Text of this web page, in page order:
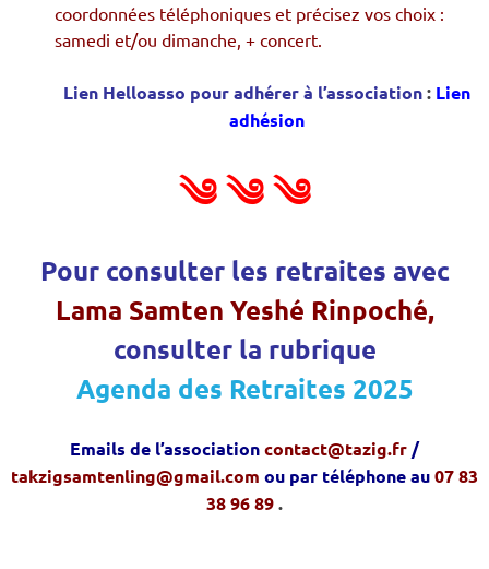
coordonnées téléphoniques et précisez vos choix :
samedi et/ou dimanche, + concert.
Lien Helloasso pour adhérer à l’association: Lien
adhésion
༄ ༄ ༄
Pour consulter les retraites avec
Lama Samten Yeshé Rinpoché,
consulter la rubrique
Agenda des Retraites 2025
Emails de l’associationcontact@tazig.fr /
takzigsamtenling@gmail.com ou par téléphone au07 83
38 96 89.